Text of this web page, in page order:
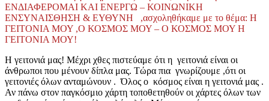
ΕΝΔΙΑΦΕΡΟΜΑΙ ΚΑΙ ΕΝΕΡΓΩ – ΚΟΙΝΩΝΙΚΗ
ΕΝΣΥΝΑΙΣΘΗΣΗ & ΕΥΘΥΝΗ ,ασχοληθήκαμε με το θέμα: Η
ΓΕΙΤΟΝΙΑ ΜΟΥ ,Ο ΚΟΣΜΟΣ ΜΟΥ – Ο ΚΟΣΜΟΣ ΜΟΥ Η
ΓΕΙΤΟΝΙΑ ΜΟΥ!
Η γειτονιά μας! Μέχρι χθες πιστεύαμε ότι η γειτονιά είναι οι
άνθρωποι που μένουν δίπλα μας. Τώρα πια γνωρίζουμε ,ότι οι
γειτονιές όλων ανταμώνουν . Όλος ο κόσμος είναι η γειτονιά μας .
Αν πάνω στον παγκόσμιο χάρτη τοποθετηθούν οι χάρτες όλων των